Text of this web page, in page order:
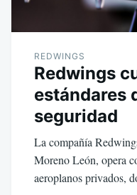
REDWINGS
Redwings
estándares
seguridad
La compañía
Moreno León, opera
aeroplanos privados,